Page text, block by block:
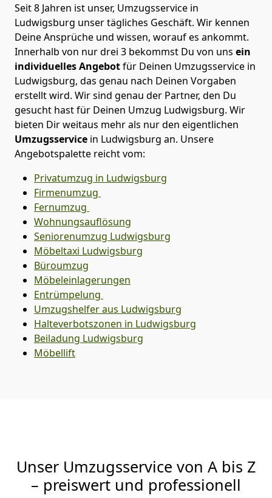
Seit 8 Jahren ist unser, Umzugsservice in
Ludwigsburg unser tägliches Geschäft. Wir kennen
Deine Ansprüche und wissen, worauf es ankommt.
Innerhalb von nur drei 3 bekommst Du von uns ein
individuelles Angebotfür Deinen Umzugsservice in
Ludwigsburg, das genau nach Deinen Vorgaben
erstellt wird. Wir sind genau der Partner, den Du
gesucht hast für Deinen Umzug Ludwigsburg. Wir
bieten Dir weitaus mehr als nur den eigentlichen
Umzugsservice in Ludwigsburg an. Unsere
Angebotspalette reicht vom:
Privatumzug in Ludwigsburg
Firmenumzug
Fernumzug
Wohnungsauflösung
Seniorenumzug Ludwigsburg
Möbeltaxi Ludwigsburg
Büroumzug
Möbeleinlagerungen
Entrümpelung
Umzugshelfer aus Ludwigsburg
Halteverbotszonen in Ludwigsburg
Beiladung Ludwigsburg
Möbellift
Unser Umzugsservice von A bis Z
– preiswert und professionell